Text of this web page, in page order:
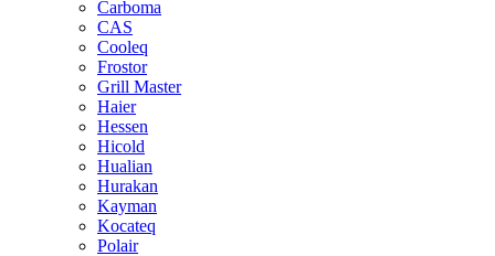
Carboma
CAS
Cooleq
Frostor
Grill Master
Haier
Hessen
Hicold
Hualian
Hurakan
Kayman
Kocateq
Polair